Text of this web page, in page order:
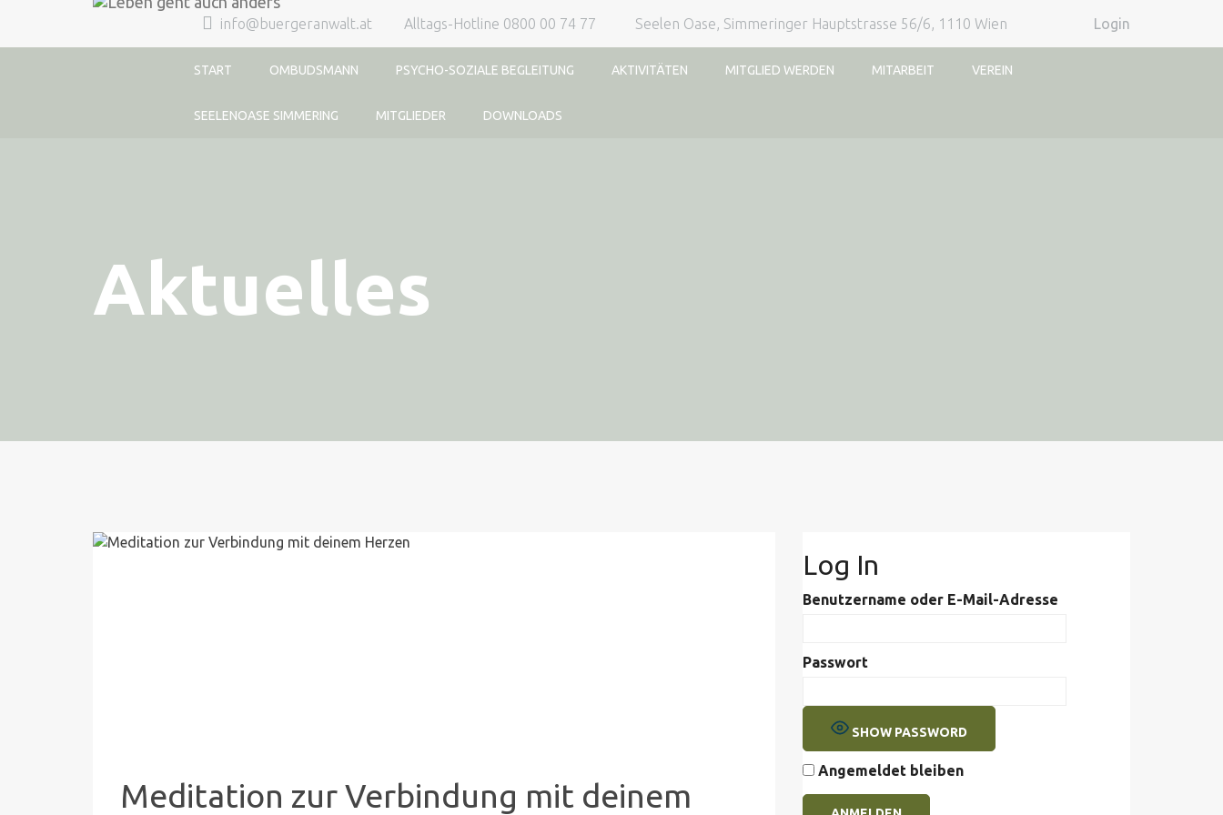
info@buergeranwalt.at Alltags-Hotline 0800 00 74 77 Seelen Oase, Simmeringer Hauptstrasse 56/6, 1110 Wien Login
START OMBUDSMANN PSYCHO-SOZIALE BEGLEITUNG AKTIVITÄTEN MITGLIED WERDEN MITARBEIT VEREIN
SEELENOASE SIMMERING MITGLIEDER DOWNLOADS
Aktuelles
Meditation zur Verbindung mit deinem
Log In
Benutzername oder E-Mail-Adresse
Passwort
SHOW PASSWORD
Angemeldet bleiben